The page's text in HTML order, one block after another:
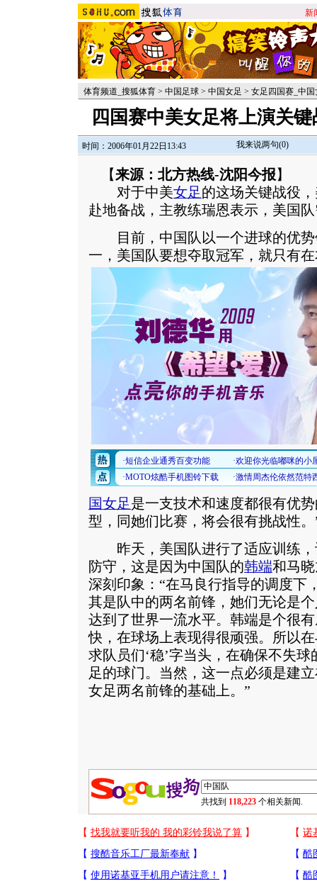
新
体育频道_搜狐体育 > 中国足球 > 中国女足 > 女足四国赛_中国
四国赛中美女足将上演关
时间：2006年01月22日13:43 我来说两句(0)
【来源：北方热线-沈阳今报 】
对于中美女足的这场关键战役
赴地备战，主教练瑞恩表示，美国
目前，中国队以一个进球的优势
一，美国队要想夺取冠军，就只有
国女足是一支技术和速度都很有优
型，同她们比赛，将会很有挑战性。
昨天，美国队进行了适应训练，
防守，这是因为中国队的韩端和马
深刻印象：“在马良行指导的调度下
其是队中的两名前锋，她们无论是
达到了世界一流水平。韩端是个很
快，在球场上表现得很顽强。所以
求队员们‘稳’字当头，在确保不失
足的球门。当然，这一点必须是建
女足两名前锋的基础上。”
共找到 118,223 个相关新闻.